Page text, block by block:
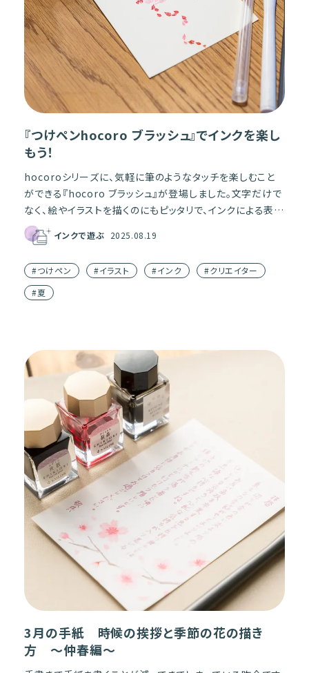
『つけペンhocoro ブラッシュ』でインクを楽し
もう！
hocoroシリーズに、気軽に筆のようなタッチを楽しむこと
ができる『hocoro ブラッシュ』が登場しました。文字だけで
なく、絵やイラストを描くのにもピッタリで、インクによる表現
が広がるペン先となっています。 今回は、そ […]
インクで遊ぶ 2025.08.19
#つけペン #イラスト #インク
#クリエイター
#夏
3月の手紙 時候の挨拶と季節の花の描き
方 〜仲春編〜